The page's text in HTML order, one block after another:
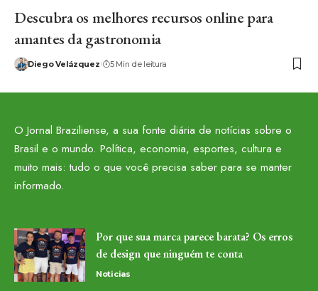
Descubra os melhores recursos online para
amantes da gastronomia
Diego Velázquez 5 Min de leitura
O Jornal Braziliense, a sua fonte diária de notícias sobre o
Brasil e o mundo. Política, economia, esportes, cultura e
muito mais: tudo o que você precisa saber para se manter
informado.
Por que sua marca parece barata? Os erros
de design que ninguém te conta
Noticias